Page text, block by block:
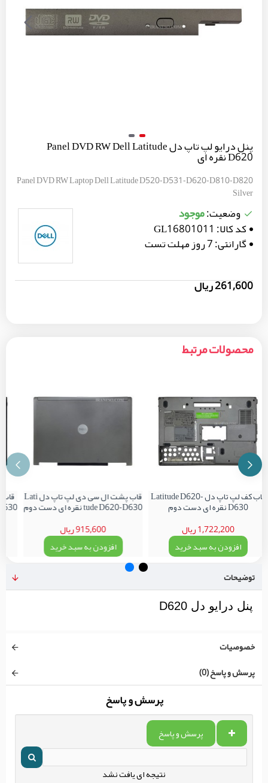
پنل درایو لپ تاپ دل Panel DVD RW Dell Latitude
D620 نقره ای
Panel DVD RW Laptop Dell Latitude D520-D531-D620-D810-D820
Silver
وضعیت:موجود
کد کالا: GL16801011
گارانتی:7 روز مهلت تست
261,600 ریال
محصولات مرتبط
قاب کف لپ تاپ دل Latitude D620-
D630 نقره ای دست دوم
1,722,200 ریال
افزودن به سبد خرید
قاب پشت ال سی دی لپ تاپ دل Lati
tude D620-D630 نقره ای دست دوم
915,600 ریال
افزودن به سبد خرید
توضیحات
پنل درایو دل D620
خصوصیات
پرسش و پاسخ (0)
پرسش و پاسخ
پرسش و پاسخ
نتیجه ای یافت نشد